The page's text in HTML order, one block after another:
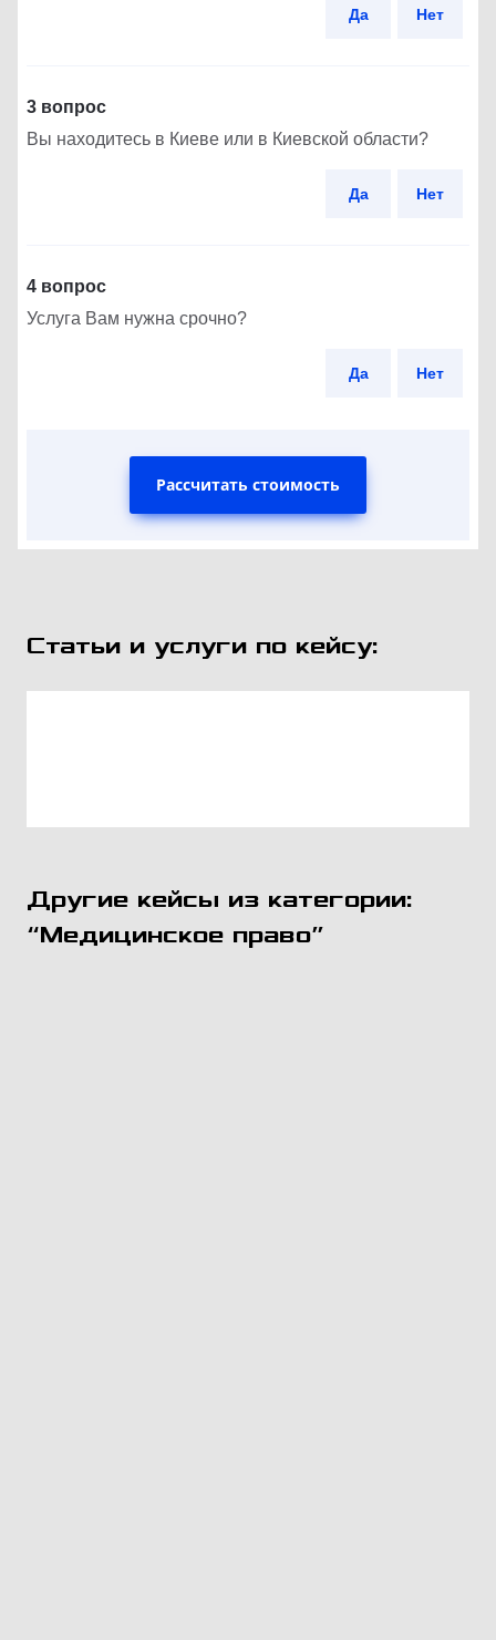
Да Нет
3 вопрос
Вы находитесь в Киеве или в Киевской области?
Да Нет
4 вопрос
Услуга Вам нужна срочно?
Да Нет
Рассчитать стоимость
Статьи и услуги по кейсу:
Другие кейсы из категории:
“Медицинское право”